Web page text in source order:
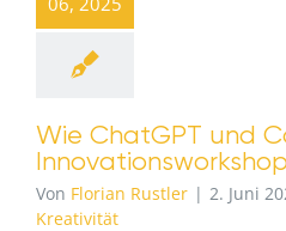
Wie ChatGPT und
Von Florian Rustler | 2. Juni
Kreativität